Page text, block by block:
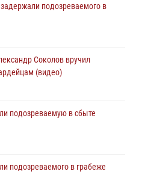
подозреваемого в
Соколов вручил
(видео)
подозреваемую в сбыте
подозреваемого в грабеже